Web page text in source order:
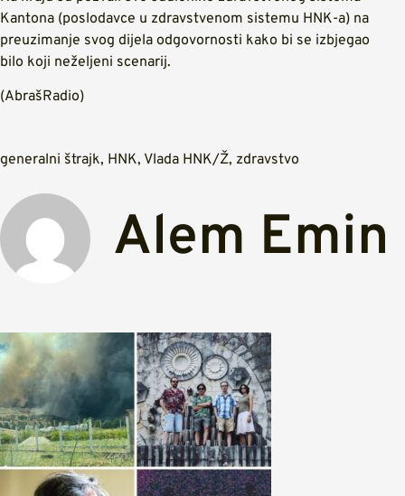
Kantona (poslodavce u zdravstvenom sistemu HNK-a) na
preuzimanje svog dijela odgovornosti kako bi se izbjegao
bilo koji neželjeni scenarij.
(AbrašRadio)
generalni štrajk, HNK, Vlada HNK/Ž, zdravstvo
Alem Emin